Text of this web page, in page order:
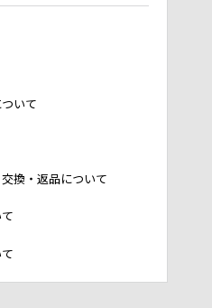
いて
換・返品について